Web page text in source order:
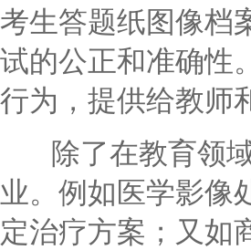
考生答题纸图像档
试的公正和准确性
行为，提供给教师
除了在教育领域
业。例如医学影像
定治疗方案；又如